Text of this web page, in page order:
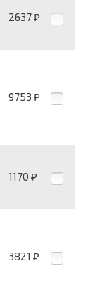
2637 ₽
9753 ₽
1170 ₽
3821 ₽